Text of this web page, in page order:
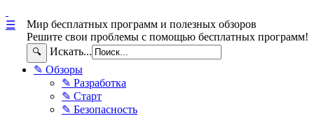
Мир бесплатных программ и полезных обзоров
Решите свои проблемы с помощью бесплатных программ!
🔍 Искать...
☰
✎ Обзоры
✎ Разработка
✎ Старт
✎ Безопасность